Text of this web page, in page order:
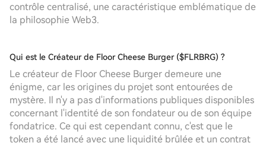
contrôle centralisé, une caractéristique emblématique de
la philosophie Web3.
Qui est le Créateur de Floor Cheese Burger ($FLRBRG) ?
Le créateur de Floor Cheese Burger demeure une
énigme, car les origines du projet sont entourées de
mystère. Il n'y a pas d'informations publiques disponibles
concernant l'identité de son fondateur ou de son équipe
fondatrice. Ce qui est cependant connu, c'est que le
token a été lancé avec une liquidité brûlée et un contrat